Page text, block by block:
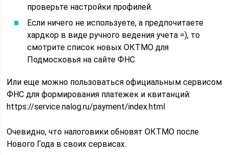
проверьте настройки профилей.
Если ничего не используете, а предпочитаете
хардкор в виде ручного ведения учета =), то
смотрите список новых ОКТМО для
Подмосковья на сайте ФНС
Или еще можно пользоваться официальным сервисом
ФНС для формирования платежек и квитанций:
https://service.nalog.ru/payment/index.html
Очевидно, что налоговики обновят ОКТМО после
Нового Года в своих сервисах.